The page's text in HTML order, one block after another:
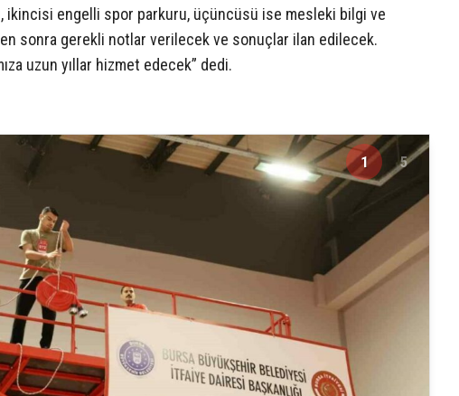
ikincisi engelli spor parkuru, üçüncüsü ise mesleki bilgi ve
sonra gerekli notlar verilecek ve sonuçlar ilan edilecek.
uzun yıllar hizmet edecek” dedi.
1 5